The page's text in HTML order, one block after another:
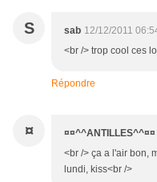
S sab 12/12/2011
<br /> trop cool ces
Répondre
¤ ¤¤^^ANTILLES^^¤¤
<br /> ça a l'air bon,
lundi, kiss<br />